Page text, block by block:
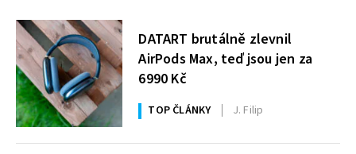
DATART brutálně zlevnil
AirPods Max, teď jsou jen za
6990 Kč
TOP ČLÁNKY J. Filip